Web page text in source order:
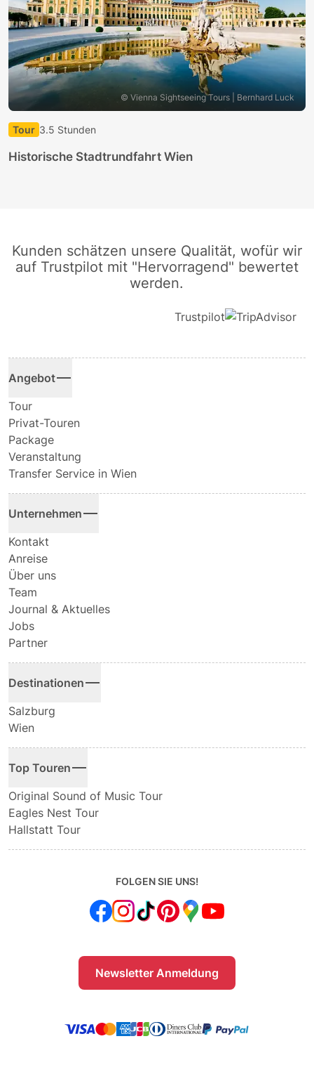
© Vienna Sightseeing Tours | Bernhard Luck
Tour 3.5 Stunden
Historische Stadtrundfahrt Wien
Kunden schätzen unsere Qualität, wofür wir
auf Trustpilot mit "Hervorragend" bewertet
werden.
Trustpilot
Angebot
Tour
Privat-Touren
Package
Veranstaltung
Transfer Service in Wien
Unternehmen
Kontakt
Anreise
Über uns
Team
Journal & Aktuelles
Jobs
Partner
Destinationen
Salzburg
Wien
Top Touren
Original Sound of Music Tour
Eagles Nest Tour
Hallstatt Tour
FOLGEN SIE UNS!
Newsletter Anmeldung